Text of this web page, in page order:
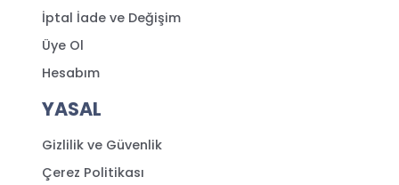
İptal İade ve Değişim
Üye Ol
Hesabım
YASAL
Gizlilik ve Güvenlik
Çerez Politikası